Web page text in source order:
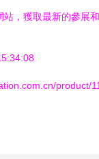
，獲取最新的參展
product/